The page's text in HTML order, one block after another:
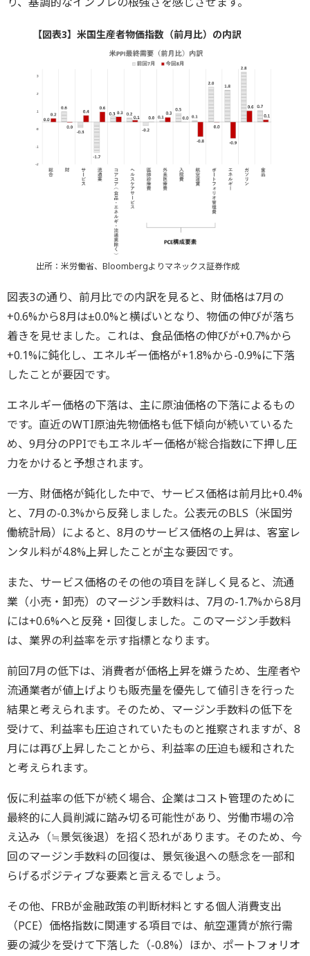
【図表3】米国生産者物価指数（前月比）の内訳
出所：米労働省、Bloombergよりマネックス証券作成
図表3の通り、前月比での内訳を見ると、財価格は7月の
+0.6%から8月は±0.0%と横ばいとなり、物価の伸びが落ち
着きを見せました。これは、食品価格の伸びが+0.7%から
+0.1%に鈍化し、エネルギー価格が+1.8%から-0.9%に下落
したことが要因です。
エネルギー価格の下落は、主に原油価格の下落によるもの
です。直近のWTI原油先物価格も低下傾向が続いているた
め、9月分のPPIでもエネルギー価格が総合指数に下押し圧
力をかけると予想されます。
一方、財価格が鈍化した中で、サービス価格は前月比+0.4%
と、7月の-0.3%から反発しました。公表元のBLS（米国労
働統計局）によると、8月のサービス価格の上昇は、客室レ
ンタル料が4.8%上昇したことが主な要因です。
また、サービス価格のその他の項目を詳しく見ると、流通
業（小売・卸売）のマージン手数料は、7月の-1.7%から8月
には+0.6%へと反発・回復しました。このマージン手数料
は、業界の利益率を示す指標となります。
前回7月の低下は、消費者が価格上昇を嫌うため、生産者や
流通業者が値上げよりも販売量を優先して値引きを行った
結果と考えられます。そのため、マージン手数料の低下を
受けて、利益率も圧迫されていたものと推察されますが、8
月には再び上昇したことから、利益率の圧迫も緩和された
と考えられます。
仮に利益率の低下が続く場合、企業はコスト管理のために
最終的に人員削減に踏み切る可能性があり、労働市場の冷
え込み（≒景気後退）を招く恐れがあります。そのため、今
回のマージン手数料の回復は、景気後退への懸念を一部和
らげるポジティブな要素と言えるでしょう。
その他、FRBが金融政策の判断材料とする個人消費支出
（PCE）価格指数に関連する項目では、航空運賃が旅行需
要の減少を受けて下落した（-0.8%）ほか、ポートフォリオ